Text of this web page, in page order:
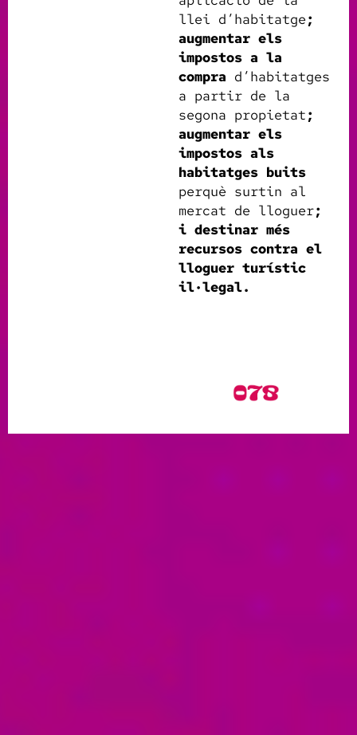
llei d’habitatge;
augmentar els
impostos a la
compra d’habitatges
a partir de la
segona propietat;
augmentar els
impostos als
habitatges buits
perquè surtin al
mercat de lloguer;
i destinar més
recursos contra el
lloguer turístic
il·legal.